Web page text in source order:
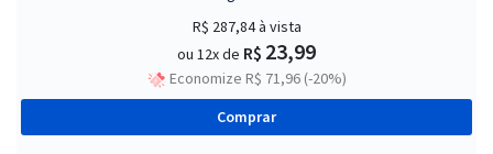
R$ 287,84à vista
ou 12x de R$ 23,99
Economize R$ 71,96 (-20%)
Comprar